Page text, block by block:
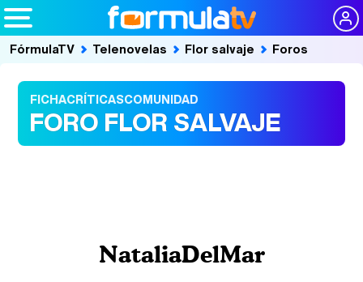
FórmulaTV Telenovelas Flor salvaje Foros
FICHACRÍTICASCOMUNIDAD
FORO FLOR SALVAJE
NataliaDelMar